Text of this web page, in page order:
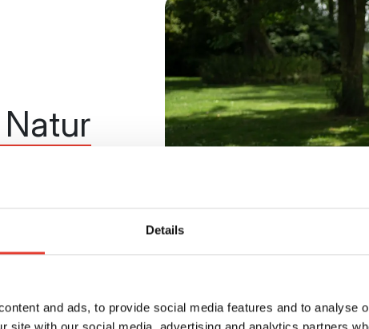
Details
and ads, to provide social media features and to analyse
auf die
oder